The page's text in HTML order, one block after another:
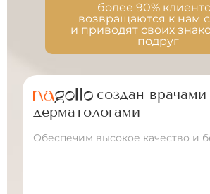
более 90%
возвращаются к нам
и приводят своих
подруг
создан врачами
дерматологами
Обеспечим высокое качество и